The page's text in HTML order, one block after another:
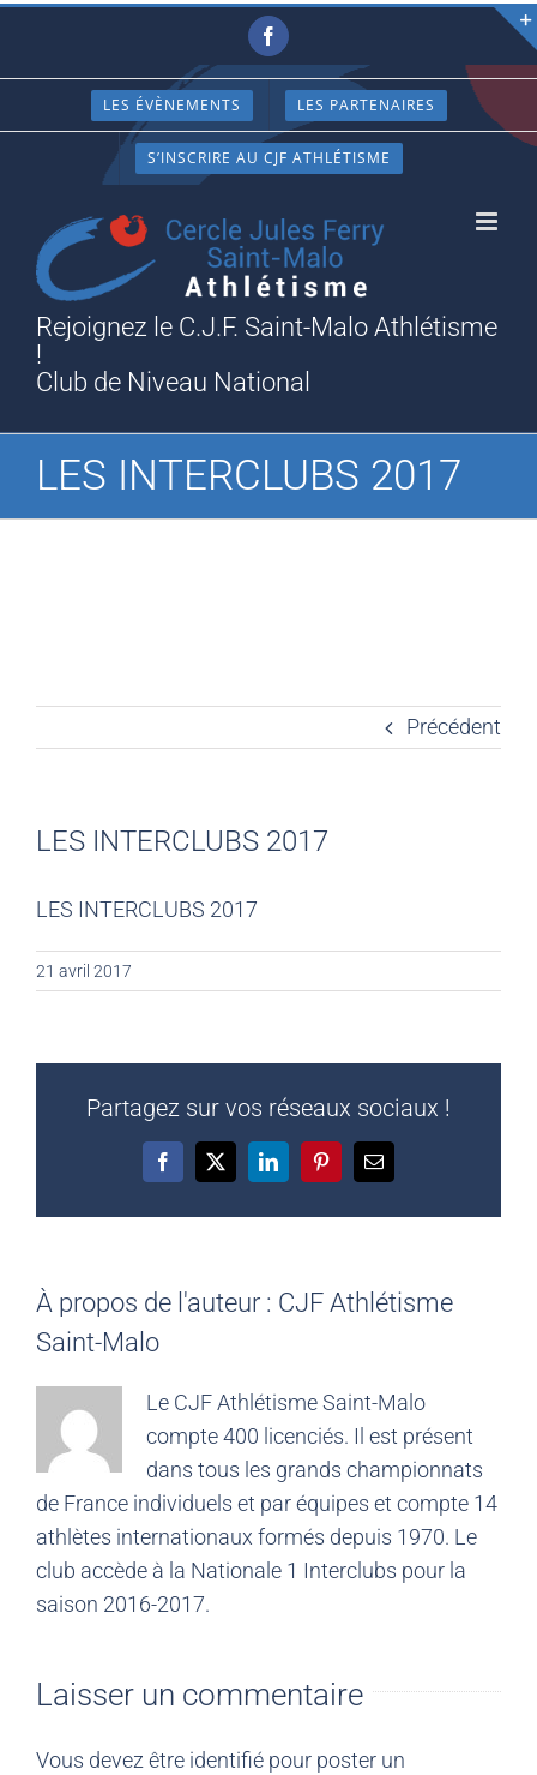
Passer
contenu
Facebook
LES ÉVÈNEMENTS LES PARTENAIRES
S’INSCRIRE AU CJF ATHLÉTISME
Rejoignez le C.J.F. Saint-Malo Athlétisme
!
Club de Niveau National
LES INTERCLUBS 2017
Précédent
LES INTERCLUBS 2017
LES INTERCLUBS 2017
21 avril 2017
Partagez sur vos réseaux sociaux !
Facebook
X LinkedInPinterestEmail
À propos de l'auteur : CJF Athlétisme
Saint-Malo
Le CJF Athlétisme Saint-Malo
compte 400 licenciés. Il est présent
dans tous les grands championnats
de France individuels et par équipes et compte 14
athlètes internationaux formés depuis 1970. Le
club accède à la Nationale 1 Interclubs pour la
saison 2016-2017.
Laisser un commentaire
Vous devez être identifié pour poster un